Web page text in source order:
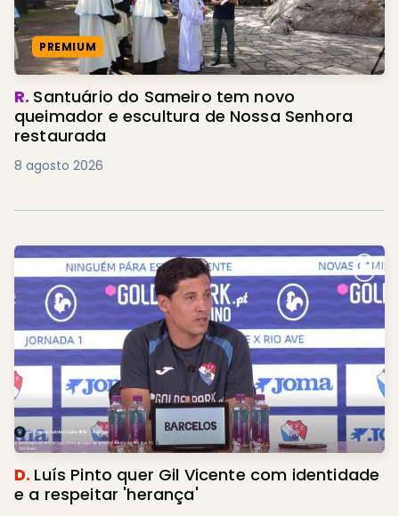
PREMIUM
R. Santuário do Sameiro tem novo
queimador e escultura de Nossa Senhora
restaurada
8 agosto 2026
D. Luís Pinto quer Gil Vicente com identidade
e a respeitar 'herança'